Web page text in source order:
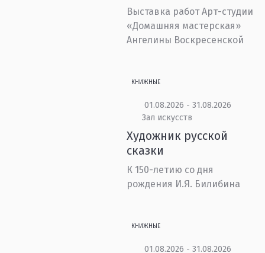
Выставка работ Арт-студии
«Домашняя мастерская»
Ангелины Воскресенской
КНИЖНЫЕ
01.08.2026 - 31.08.2026
Зал искусств
Художник русской
сказки
К 150-летию со дня
рождения И.Я. Билибина
КНИЖНЫЕ
01.08.2026 - 31.08.2026